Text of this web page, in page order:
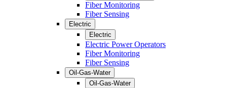
Fiber Monitoring
Fiber Sensing
Electric
Electric
Electric Power Operators
Fiber Monitoring
Fiber Sensing
Oil-Gas-Water
Oil-Gas-Water